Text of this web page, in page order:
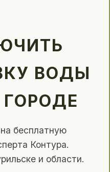
ВОДЫ
бесплатную
Контура.
и области.